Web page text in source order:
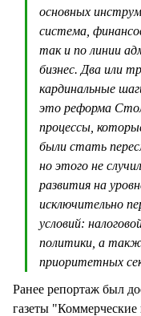
основных
система,
так и по линии
бизнес. Два или
кардинальные
это реформа
процессы,
были стать
но этого не
развития на
исключительно
условий:
политики, а
приоритетных
Ранее репортаж был
газеты "Коммерческие